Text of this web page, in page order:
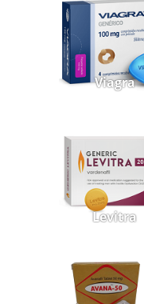
Viagra
Levitra